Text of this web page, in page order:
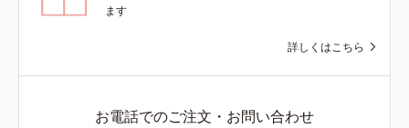
ます
詳しくはこちら
お電話でのご注文・お問い合わせ